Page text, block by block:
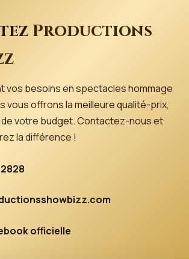
Productions
vos besoins en spectacles hommage
vous offrons la meilleure qualité-prix,
votre budget. Contactez-nous et
la différence !
officielle